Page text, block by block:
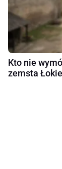
Kto nie
zemsta